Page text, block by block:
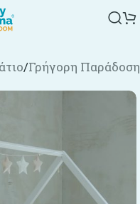
/Γρήγορη Παράδοση